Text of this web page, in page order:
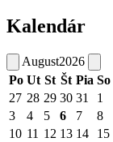
Kalendár
August2026
Po Ut St Št Pia So
27 28 29 30 31 1
3
4 5 6 7 8
10 11 12 13 14 15